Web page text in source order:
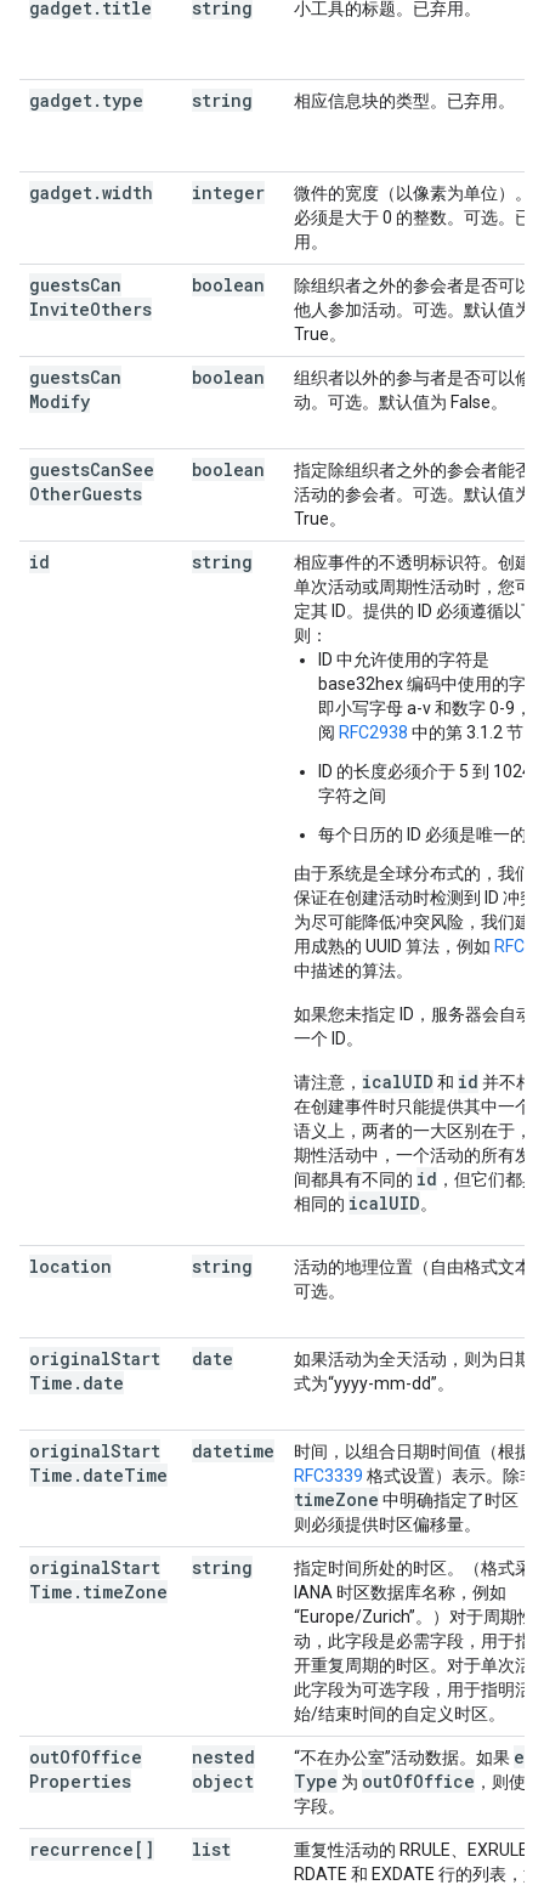
gadget. title string 小工具的标题。已弃用。
gadget. type string 相应信息块的类型。已弃用。
gadget.width integer
微件的宽度（以像素为单位）。
必须是大于 0 的整数。可选。已
用。
guestsCan
InviteOthers
boolean
除组织者之外的参会者是否可以
他人参加活动。可选。默认值为
True。
guestsCan
Modify
boolean
组织者以外的参与者是否可以修
动。可选。默认值为 False。
guestsCanSee
OtherGuests
boolean
指定除组织者之外的参会者能否
活动的参会者。可选。默认值为
True。
id string
相应事件的不透明标识符。创建
单次活动或周期性活动时，您可
定其 ID。提供的 ID 必须遵循以下
则：
ID 中允许使用的字符是
base32hex 编码中使用的字
即小写字母 a-v 和数字 0-9，
阅 RFC2938 中的第 3.1.2 节
ID 的长度必须介于 5 到 1024
字符之间
每个日历的 ID 必须是唯一的
由于系统是全球分布式的，我们
保证在创建活动时检测到 ID 冲突
为尽可能降低冲突风险，我们建
用成熟的 UUID 算法，例如
中描述的算法。
如果您未指定 ID，服务器会自动
一个 ID。
请注意， icalUID 和 id 并不相
在创建事件时只能提供其中一个
语义上，两者的一大区别在于，
期性活动中，一个活动的所有发
间都具有不同的 id ，但它们都具
相同的 icalUID。
location string
活动的地理位置（自由格式文本
可选。
originalStart
Time . date
date
如果活动为全天活动，则为日期
式为“yyyy-mm-dd”。
originalStart
Time . dateTime
datetime
时间，以组合日期时间值（根据
RFC3339 格式设置）表示。除非
timeZone 中明确指定了时区，
则必须提供时区偏移量。
originalStart
Time . timeZone
string
指定时间所处的时区。（格式采
IANA 时区数据库名称，例如
“Europe/Zurich”。）对于周期性
动，此字段是必需字段，用于指
开重复周期的时区。对于单次活
此字段为可选字段，用于指明活
始/结束时间的自定义时区。
outOfOffice
Properties
nested
object
“不在办公室”活动数据。如果
Type 为 outOfOffice ，则使
字段。
recurrence[] list
重复性活动的 RRULE、EXRULE、
RDATE 和 EXDATE 行的列表，如